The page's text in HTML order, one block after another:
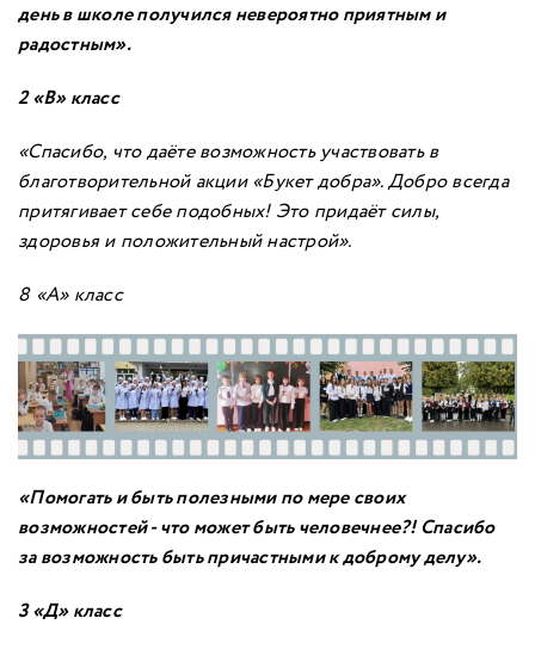
день в школе получился невероятно приятным и
радостным».
2 «В» класс
«Спасибо, что даёте возможность участвовать в
благотворительной акции «Букет добра». Добро всегда
притягивает себе подобных! Это придаёт силы,
здоровья и положительный настрой».
8 «А» класс
«Помогать и быть полезными по мере своих
возможностей - что может быть человечнее?! Спасибо
за возможность быть причастными к доброму делу».
3 «Д» класс